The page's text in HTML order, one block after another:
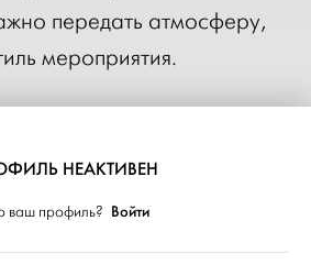
передать атмосферу,
мероприятия.
облегчает подготовку
поиска подрядчиков.
НЕАКТИВЕН
ваш профиль? Войти